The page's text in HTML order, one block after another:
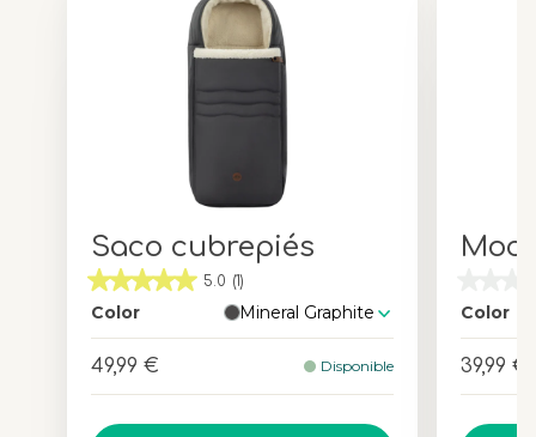
Saco cubrepiés
5.0 (1)
Color Mineral Graphite
49,99 € Disponible
Color
39,99 €